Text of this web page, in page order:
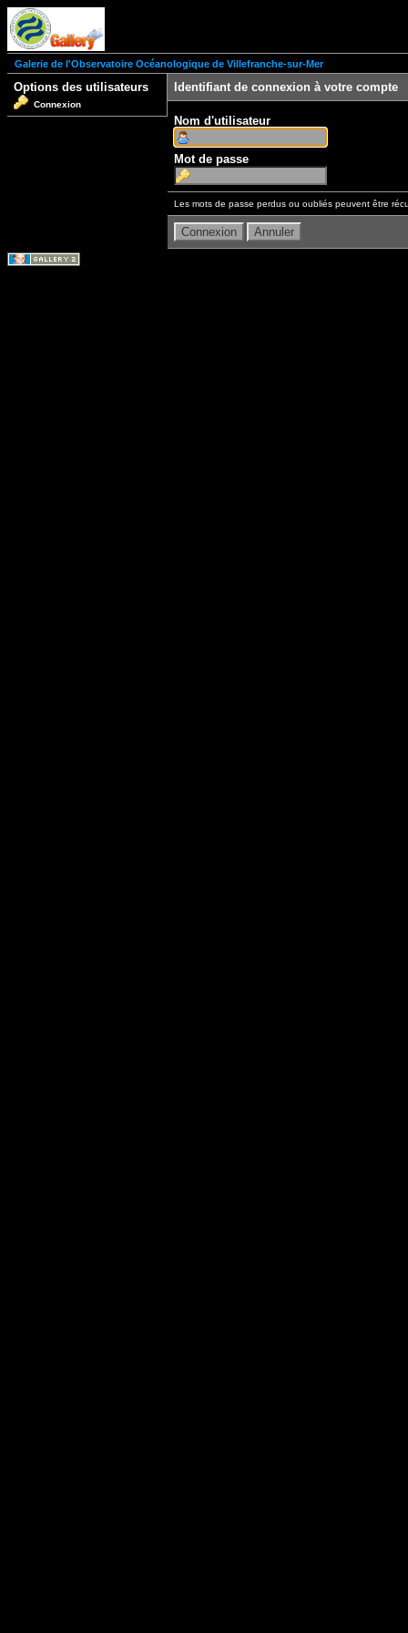
Galerie de l'Observatoire Océanologique de Villefranche-sur-Mer
Options des utilisateurs
Connexion
Identifiant de connexion à votre compte
Nom d'utilisateur
Mot de passe
Les mots de passe perdus ou oubliés peuvent être